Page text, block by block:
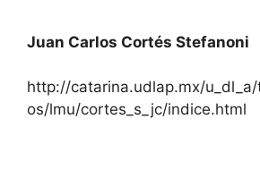
Juan Carlos Cortés Stefanoni
http://catarina.udlap.mx/
os/lmu/cortes_s_jc/indice.html